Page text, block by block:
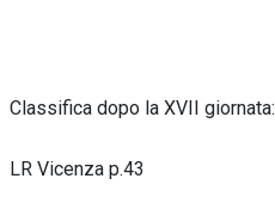
Classifica dopo la XVII giornata:
LR Vicenza p.43